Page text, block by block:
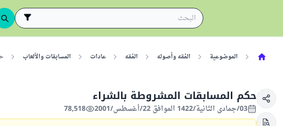
الموضوعية الفقه وأصوله الفقه عادات المسابقات والألعاب
حكم المسابقات المشروطة بالشراء
03/جمادى الثانية/1422 الموافق 22/أغسطس/2001 78,518